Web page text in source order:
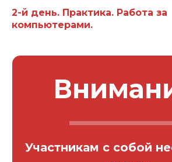
2-й день. Практика. Работа за
компьютерами.